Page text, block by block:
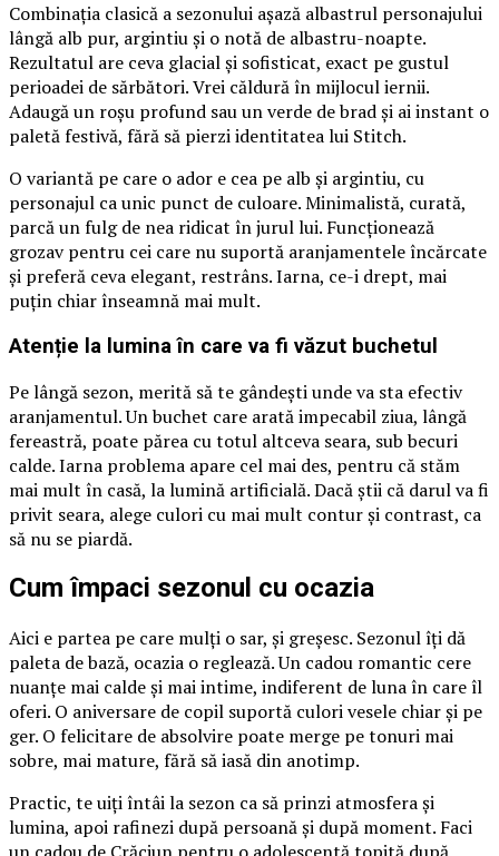
Combinația clasică a sezonului așază albastrul personajului
lângă alb pur, argintiu și o notă de albastru-noapte.
Rezultatul are ceva glacial și sofisticat, exact pe gustul
perioadei de sărbători. Vrei căldură în mijlocul iernii.
Adaugă un roșu profund sau un verde de brad și ai instant o
paletă festivă, fără să pierzi identitatea lui Stitch.
O variantă pe care o ador e cea pe alb și argintiu, cu
personajul ca unic punct de culoare. Minimalistă, curată,
parcă un fulg de nea ridicat în jurul lui. Funcționează
grozav pentru cei care nu suportă aranjamentele încărcate
și preferă ceva elegant, restrâns. Iarna, ce-i drept, mai
puțin chiar înseamnă mai mult.
Atenție la lumina în care va fi văzut buchetul
Pe lângă sezon, merită să te gândești unde va sta efectiv
aranjamentul. Un buchet care arată impecabil ziua, lângă
fereastră, poate părea cu totul altceva seara, sub becuri
calde. Iarna problema apare cel mai des, pentru că stăm
mai mult în casă, la lumină artificială. Dacă știi că darul va fi
privit seara, alege culori cu mai mult contur și contrast, ca
să nu se piardă.
Cum împaci sezonul cu ocazia
Aici e partea pe care mulți o sar, și greșesc. Sezonul îți dă
paleta de bază, ocazia o reglează. Un cadou romantic cere
nuanțe mai calde și mai intime, indiferent de luna în care îl
oferi. O aniversare de copil suportă culori vesele chiar și pe
ger. O felicitare de absolvire poate merge pe tonuri mai
sobre, mai mature, fără să iasă din anotimp.
Practic, te uiți întâi la sezon ca să prinzi atmosfera și
lumina, apoi rafinezi după persoană și după moment. Faci